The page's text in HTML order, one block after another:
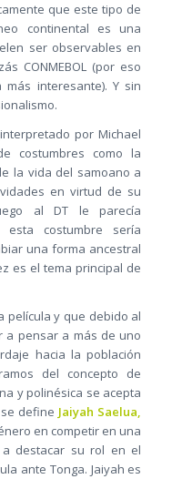
que este tipo de
continental es una
ser observables en
CONMEBOL (por eso
interesante). Y sin
por Michael
costumbres como la
la vida del samoano a
en virtud de su
al DT le parecía
costumbre sería
una forma ancestral
es el tema principal de
película y que debido al
a pensar a más de uno
hacia la población
del concepto de
y polinésica se acepta
define Jaiyah Saelua,
en competir en una
a destacar su rol en el
ante Tonga. Jaiyah es